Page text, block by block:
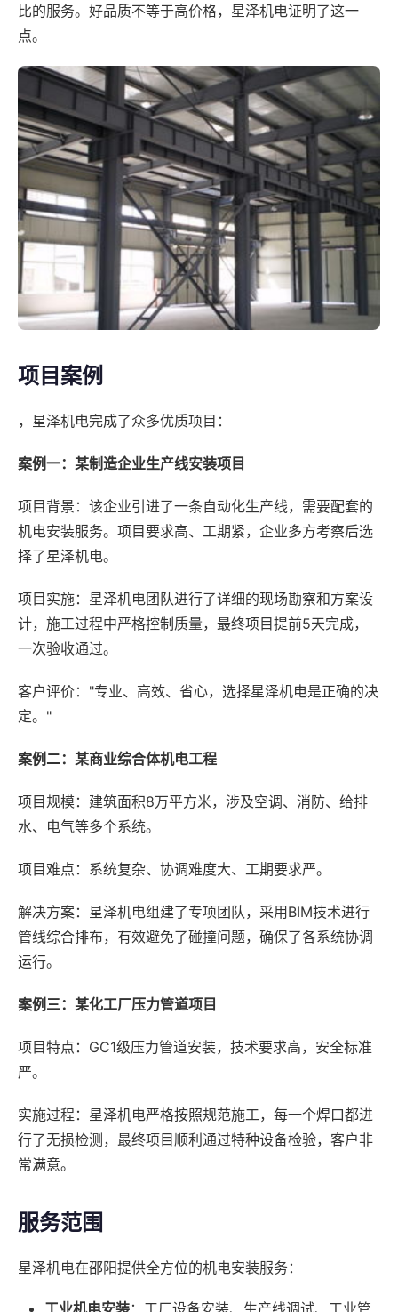
比的服务。好品质不等于高价格，星泽机电证明了这一
点。
项目案例
，星泽机电完成了众多优质项目：
案例一：某制造企业生产线安装项目
项目背景：该企业引进了一条自动化生产线，需要配套的
机电安装服务。项目要求高、工期紧，企业多方考察后选
择了星泽机电。
项目实施：星泽机电团队进行了详细的现场勘察和方案设
计，施工过程中严格控制质量，最终项目提前5天完成，
一次验收通过。
客户评价："专业、高效、省心，选择星泽机电是正确的决
定。"
案例二：某商业综合体机电工程
项目规模：建筑面积8万平方米，涉及空调、消防、给排
水、电气等多个系统。
项目难点：系统复杂、协调难度大、工期要求严。
解决方案：星泽机电组建了专项团队，采用BIM技术进行
管线综合排布，有效避免了碰撞问题，确保了各系统协调
运行。
案例三：某化工厂压力管道项目
项目特点：GC1级压力管道安装，技术要求高，安全标准
严。
实施过程：星泽机电严格按照规范施工，每一个焊口都进
行了无损检测，最终项目顺利通过特种设备检验，客户非
常满意。
服务范围
星泽机电在邵阳提供全方位的机电安装服务：
工业机电安装：工厂设备安装、生产线调试、工业管